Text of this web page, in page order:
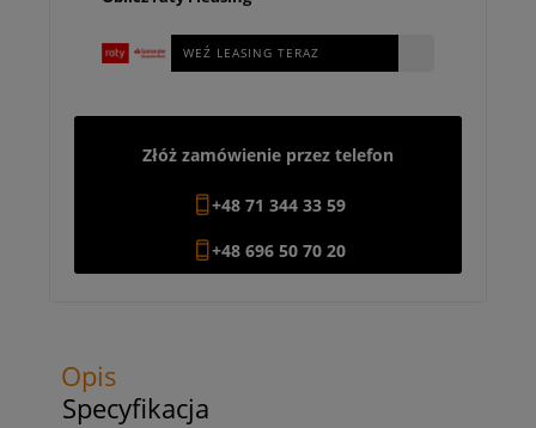
WEŹ LEASING TERAZ
Złóż zamówienie przez telefon
+48 71 344 33 59
+48 696 50 70 20
Opis
Specyfikacja